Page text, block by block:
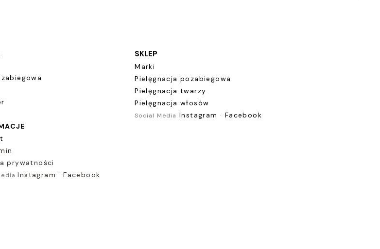
prywatności
Instagram ·Facebook
SKLEP
Marki
Pielęgnacja pozabiegowa
Pielęgnacja twarzy
Pielęgnacja włosów
Social Media Instagram · Facebook